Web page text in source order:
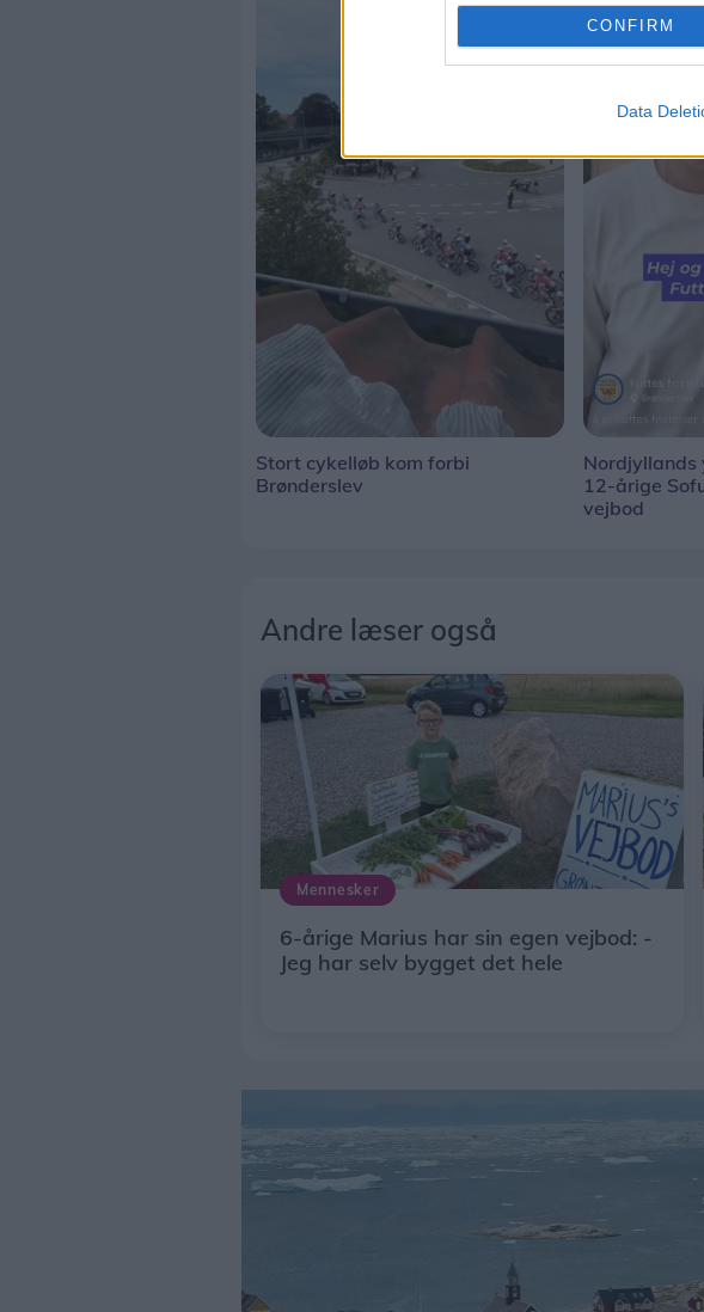
CONFIRM
Data
Stort cykelløb kom forbi
Brønderslev
Nordjyllands
12-årige
vejbod
Andre læser også
Mennesker
6-årige Marius har sin egen vejbod: -
Jeg har selv bygget det hele